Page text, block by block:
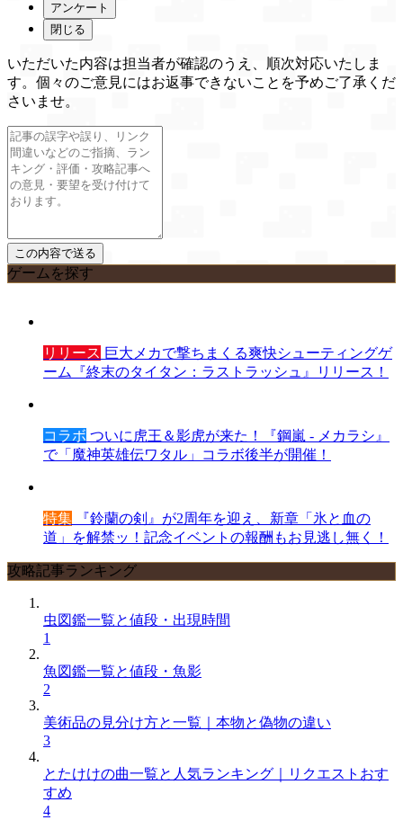
アンケート
閉じる
いただいた内容は担当者が確認のうえ、順次対応いたしま
す。個々のご意見にはお返事できないことを予めご了承くだ
さいませ。
ゲームを探す
リリース 巨大メカで撃ちまくる爽快シューティングゲ
ーム『終末のタイタン：ラストラッシュ』リリース！
コラボ ついに虎王＆影虎が来た！『鋼嵐 - メカラシ』
で「魔神英雄伝ワタル」コラボ後半が開催！
特集 『鈴蘭の剣』が2周年を迎え、新章「氷と血の
道」を解禁ッ！記念イベントの報酬もお見逃し無く！
攻略記事ランキング
虫図鑑一覧と値段・出現時間
1
魚図鑑一覧と値段・魚影
2
美術品の見分け方と一覧｜本物と偽物の違い
3
とたけけの曲一覧と人気ランキング｜リクエストおす
すめ
4